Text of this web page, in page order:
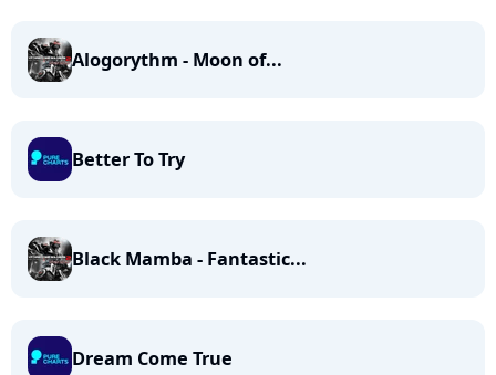
Alogorythm - Moon of...
Better To Try
Black Mamba - Fantastic...
Dream Come True